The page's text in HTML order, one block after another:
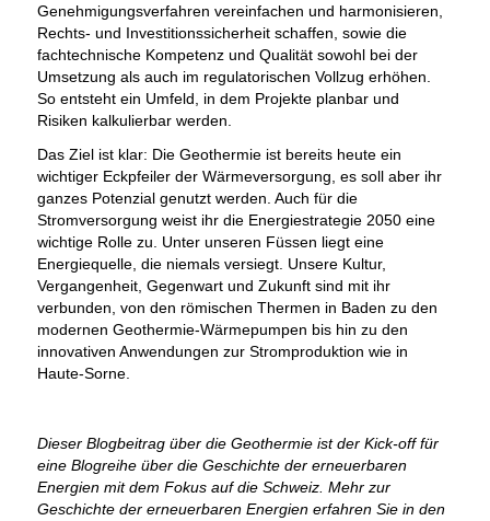
Genehmigungsverfahren vereinfachen und harmonisieren,
Rechts- und Investitionssicherheit schaffen, sowie die
fachtechnische Kompetenz und Qualität sowohl bei der
Umsetzung als auch im regulatorischen Vollzug erhöhen.
So entsteht ein Umfeld, in dem Projekte planbar und
Risiken kalkulierbar werden.
Das Ziel ist klar: Die Geothermie ist bereits heute ein
wichtiger Eckpfeiler der Wärmeversorgung, es soll aber ihr
ganzes Potenzial genutzt werden. Auch für die
Stromversorgung weist ihr die Energiestrategie 2050 eine
wichtige Rolle zu. Unter unseren Füssen liegt eine
Energiequelle, die niemals versiegt. Unsere Kultur,
Vergangenheit, Gegenwart und Zukunft sind mit ihr
verbunden, von den römischen Thermen in Baden zu den
modernen Geothermie-Wärmepumpen bis hin zu den
innovativen Anwendungen zur Stromproduktion wie in
Haute-Sorne.
Dieser Blogbeitrag über die Geothermie ist der Kick-off für
eine Blogreihe über die Geschichte der erneuerbaren
Energien mit dem Fokus auf die Schweiz. Mehr zur
Geschichte der erneuerbaren Energien erfahren Sie in den